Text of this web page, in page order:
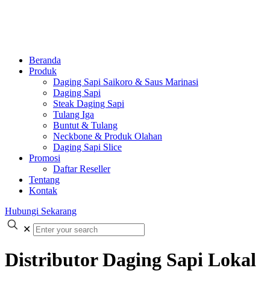
Beranda
Produk
Daging Sapi Saikoro & Saus Marinasi
Daging Sapi
Steak Daging Sapi
Tulang Iga
Buntut & Tulang
Neckbone & Produk Olahan
Daging Sapi Slice
Promosi
Daftar Reseller
Tentang
Kontak
Hubungi Sekarang
✕
Distributor Daging Sapi Lokal